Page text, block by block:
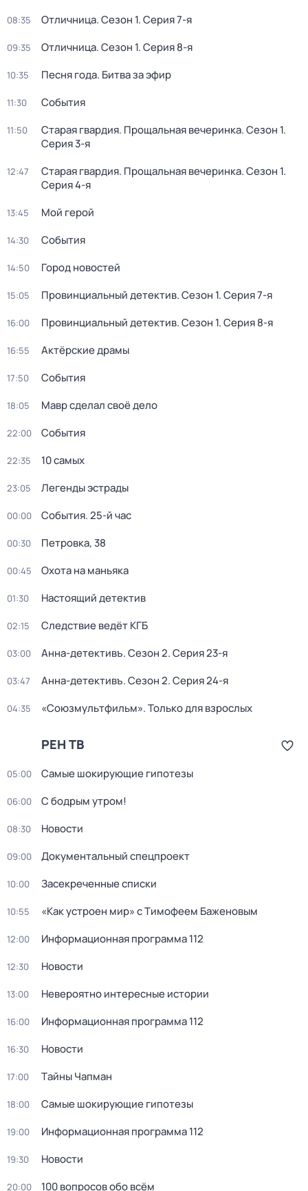
08:35 Отличница. Сезон 1. Серия 7-я
09:35 Отличница. Сезон 1. Серия 8-я
10:35 Песня года. Битва за эфир
11:30 События
11:50 Старая гвардия. Прощальная вечеринка. Сезон 1.
Серия 3-я
12:47 Старая гвардия. Прощальная вечеринка. Сезон 1.
Серия 4-я
13:45 Мой герой
14:30 События
14:50 Город новостей
15:05 Провинциальный детектив. Сезон 1. Серия 7-я
16:00 Провинциальный детектив. Сезон 1. Серия 8-я
16:55 Актёрские драмы
17:50 События
18:05 Мавр сделал своё дело
22:00 События
22:35 10 самых
23:05 Легенды эстрады
00:00 События. 25-й час
00:30 Петровка, 38
00:45 Охота на маньяка
01:30 Настоящий детектив
02:15 Следствие ведёт КГБ
03:00 Анна-детективъ. Сезон 2. Серия 23-я
03:47 Анна-детективъ. Сезон 2. Серия 24-я
04:35 «Союзмультфильм». Только для взрослых
РЕН ТВ
05:00 Самые шoкиpующие гипотезы
06:00 С бодрым утром!
08:30 Новости
09:00 Документальный спецпроект
10:00 Заcекрeченные списки
10:55 «Как устроен мир» с Тимофеем Баженовым
12:00 Информационная программа 112
12:30 Новости
13:00 Невероятно интересные истории
16:00 Информационная программа 112
16:30 Новости
17:00 Тaйны Чапман
18:00 Самые шoкиpующие гипотезы
19:00 Информационная программа 112
19:30 Новости
20:00 100 вопросов обо всём